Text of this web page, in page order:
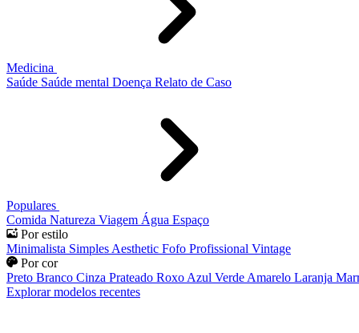
Medicina
Saúde Saúde mental Doença Relato de Caso
Populares
Comida Natureza Viagem Água Espaço
Por estilo
Minimalista Simples Aesthetic Fofo Profissional Vintage
Por cor
Preto Branco Cinza Prateado Roxo Azul Verde Amarelo Laranja
Explorar modelos recentes